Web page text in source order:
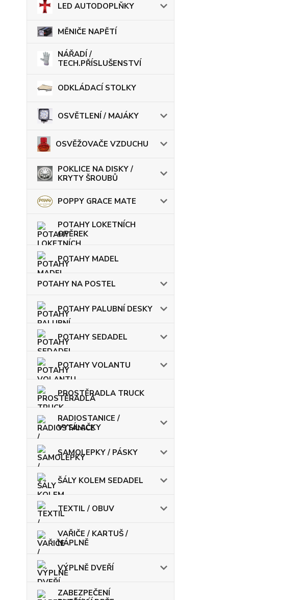
LED AUTODOPLŇKY
MĚNIČE NAPĚTÍ
NÁŘADÍ /
TECH.PŘÍSLUŠENSTVÍ
ODKLÁDACÍ STOLKY
OSVĚTLENÍ / MAJÁKY
OSVĚŽOVAČE VZDUCHU
POKLICE NA DISKY /
KRYTY ŠROUBŮ
POPPY GRACE MATE
POTAHY LOKETNÍCH
OPĚREK
POTAHY MADEL
POTAHY NA POSTEL
POTAHY PALUBNÍ DESKY
POTAHY SEDADEL
POTAHY VOLANTU
PROSTĚRADLA TRUCK
RADIOSTANICE /
VYSÍLAČKY
SAMOLEPKY / PÁSKY
ŠÁLY KOLEM SEDADEL
TEXTIL / OBUV
VAŘIČE / KARTUŠ /
NÁPLNĚ
VÝPLNĚ DVEŘÍ
ZABEZPEČENÍ